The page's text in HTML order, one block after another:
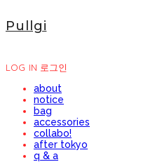
Pullgi
LOG IN 로그인
about
notice
bag
accessories
collabo!
after tokyo
q & a